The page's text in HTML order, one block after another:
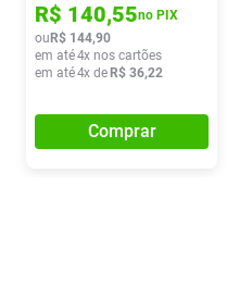
R$ 140,55no PIX
ou R$ 144,90
em até4x nos cartões
em até4x de R$ 36,22
Comprar